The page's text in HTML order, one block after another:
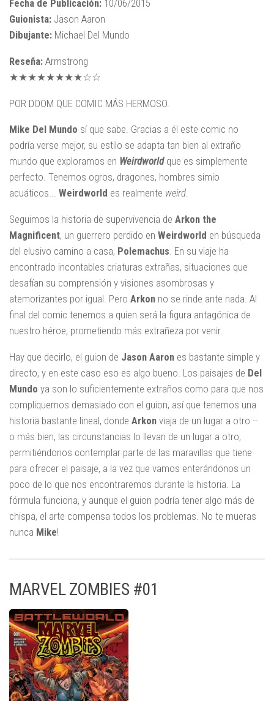
Fecha de Publicación: 10/06/2015
Guionista: Jason Aaron
Dibujante: Michael Del Mundo
Reseña: Armstrong
★★★★★★★★☆☆
POR DOOM QUE COMIC MÁS HERMOSO.
Mike Del Mundo sí que sabe. Gracias a él este comic no
podría verse mejor, su estilo se adapta tan bien al extraño
mundo que exploramos en Weirdworldque es simplemente
perfecto. Tenemos ogros, dragones, hombres simio
acuáticos... Weirdworld es realmente weird.
Seguimos la historia de supervivencia de Arkon the
Magnificent, un guerrero perdido en Weirdworld en búsqueda
del elusivo camino a casa, Polemachus. En su viaje ha
encontrado incontables criaturas extrañas, situaciones que
desafían su comprensión y visiones asombrosas y
atemorizantes por igual. Pero Arkon no se rinde ante nada. Al
final del comic tenemos a quien será la figura antagónica de
nuestro héroe, prometiendo más extrañeza por venir.
Hay que decirlo, el guion de Jason Aaron es bastante simple y
directo, y en este caso eso es algo bueno. Los paisajes de Del
Mundo ya son lo suficientemente extraños como para que nos
compliquemos demasiado con el guion, así que tenemos una
historia bastante lineal, donde Arkon viaja de un lugar a otro --
o más bien, las circunstancias lo llevan de un lugar a otro,
permitiéndonos contemplar parte de las maravillas que tiene
para ofrecer el paisaje, a la vez que vamos enterándonos un
poco de lo que nos encontraremos durante la historia. La
fórmula funciona, y aunque el guion podría tener algo más de
chispa, el arte compensa todos los problemas. No te mueras
nunca Mike!
MARVEL ZOMBIES #01